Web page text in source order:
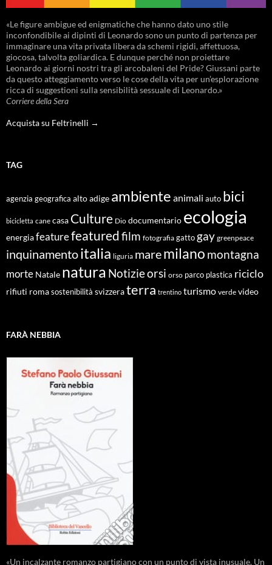
«Le figure ambigue ed enigmatiche che hanno dato uno stile
inconfondibile ai dipinti di Leonardo sono un punto di partenza per
immaginare una vita privata libera da schemi rigidi, affettuosa,
giocosa, talvolta goliardica. E dunque perché non proiettare
Leonardo ai giorni nostri tra gli arcobaleni del Pride? Giussani parte
da questo atteggiamento verso le cose della vita per un’esplorazione
ricca di suggestioni sulla sensibilità sessuale di Leonardo.»
Corriere della Sera
Acquista su Feltrinelli →
TAG
agenzia geografica alto adige ambiente animali auto bici
bicicletta cane casa Culture Dio documentario ecologia
energiafeaturefeaturedfilm fotografia gatto gay greenpeace
inquinamentoitalia liguria maremilano montagna
morte Natale natura Notizieorsi orso parco plastica riciclo
rifiuti roma sostenibilità svizzeraterra trentino turismo verde video
FARÀ NEBBIA
«Un incalzante romanzo partigiano con un punto di vista inusuale. Un